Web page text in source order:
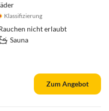
Klassifizierung
nicht erlaubt
Sauna
Zum Angebot